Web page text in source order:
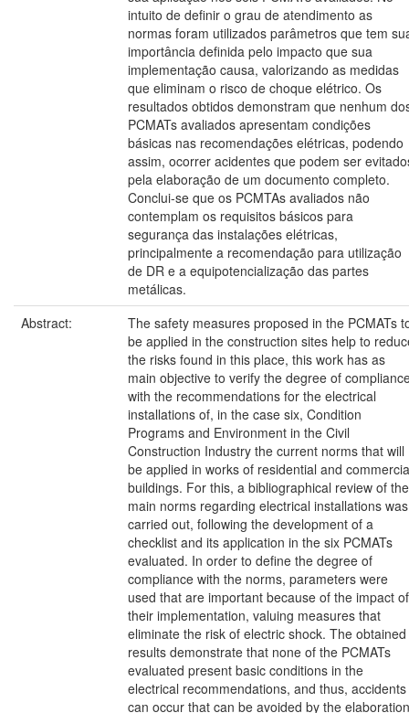
intuito de definir o grau de atendimento as
normas foram utilizados parâmetros que tem
importância definida pelo impacto que sua
implementação causa, valorizando as medidas
que eliminam o risco de choque elétrico. Os
resultados obtidos demonstram que nenhum
PCMATs avaliados apresentam condições
básicas nas recomendações elétricas, podendo
assim, ocorrer acidentes que podem ser
pela elaboração de um documento completo.
Conclui-se que os PCMTAs avaliados não
contemplam os requisitos básicos para
segurança das instalações elétricas,
principalmente a recomendação para utilização
de DR e a equipotencialização das partes
metálicas.
Abstract:
The safety measures proposed in the PCMATs
be applied in the construction sites help to
the risks found in this place, this work has as
main objective to verify the degree of
with the recommendations for the electrical
installations of, in the case six, Condition
Programs and Environment in the Civil
Construction Industry the current norms that will
be applied in works of residential and
buildings. For this, a bibliographical review of the
main norms regarding electrical installations was
carried out, following the development of a
checklist and its application in the six PCMATs
evaluated. In order to define the degree of
compliance with the norms, parameters were
used that are important because of the impact of
their implementation, valuing measures that
eliminate the risk of electric shock. The obtained
results demonstrate that none of the PCMATs
evaluated present basic conditions in the
electrical recommendations, and thus, accidents
can occur that can be avoided by the elaboration